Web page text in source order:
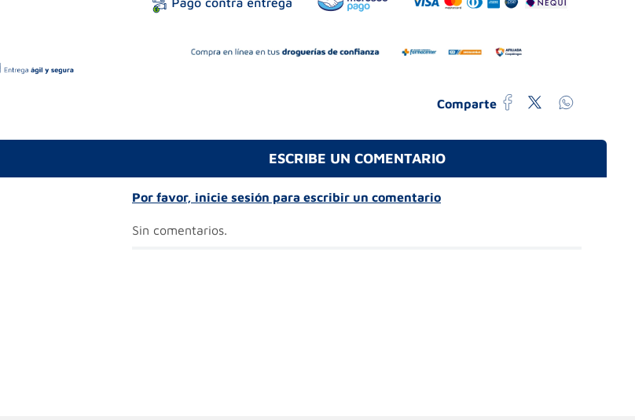
Comparte
ESCRIBE UN COMENTARIO
Por favor, inicie sesión para escribir un comentario
Sin comentarios.